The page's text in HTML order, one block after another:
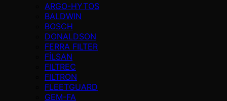
ARGO-HYTOS
BALDWIN
BOSCH
DONALDSON
FERRA FILTER
FİLSAN
FILTREC
FILTRON
FLEETGUARD
GEM-FA